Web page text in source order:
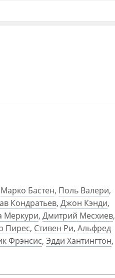
Марко Бастен, Поль Валери,
Кондратьев, Джон Кэнди,
Меркури, Дмитрий Месхиев,
Пирес, Стивен Ри, Альфред
Фрэнсис, Эдди Хантингтон,